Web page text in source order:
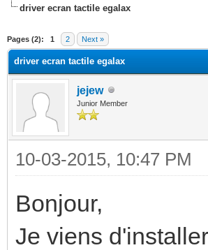
driver ecran tactile egalax
Pages (2): 1 2 Next »
driver ecran tactile egalax
jejew
Junior Member
10-03-2015, 10:47 PM
Bonjour,
Je viens